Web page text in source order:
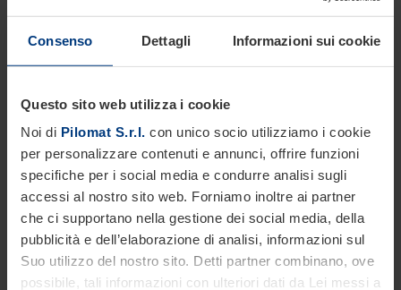
Consenso Dettagli Informazioni sui cookie
Questo sito web utilizza i cookie
Noi di Pilomat S.r.l. con unico socio utilizziamo i cookie
per personalizzare contenuti e annunci, offrire funzioni
specifiche per i social media e condurre analisi sugli
accessi al nostro sito web. Forniamo inoltre ai partner
che ci supportano nella gestione dei social media, della
pubblicità e dell’elaborazione di analisi, informazioni sul
Suo utilizzo del nostro sito. Detti partner combinano, ove
possibile, tali informazioni con ulteriori dati da Lei messi a
2008.Un nuovo inizio.
Pilomat diventa un’azienda indipendente e si trasferisce a